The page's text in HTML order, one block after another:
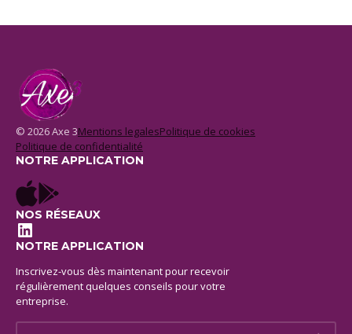
© 2026 Axe 3Mentions legalesPolitique de cookies
Politique de confidentialité
NOTRE APPLICATION
NOS RÉSEAUX
LinkedIn
NOTRE APPLICATION
Inscrivez-vous dès maintenant pour recevoir
régulièrement quelques conseils pour votre
entreprise.